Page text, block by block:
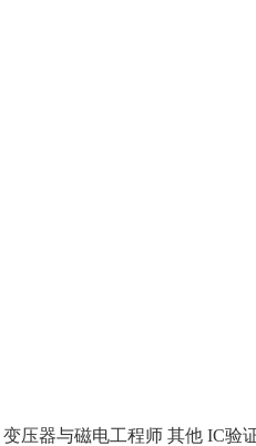
变压器与磁电工程师 其他 IC验